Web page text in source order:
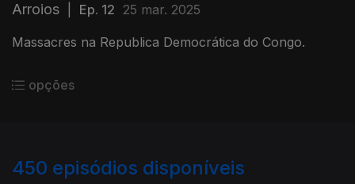
Arroios
Ep. 12 25 mar. 2025
Massacres na Republica Democrática do Congo.
opções
450 episódios disponíveis